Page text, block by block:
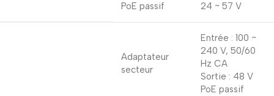
PoE passif 24 ~ 57 V
Adaptateur
secteur
Entrée : 100 ~
240 V, 50/60
Hz CA
Sortie : 48 V
PoE passif